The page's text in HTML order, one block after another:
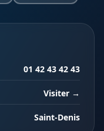
01 42 43 42 43
Visiter →
Saint-Denis